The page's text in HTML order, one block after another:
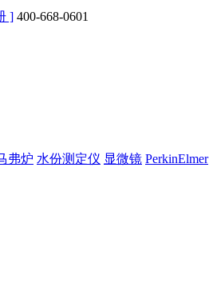
] 400-668-0601
弗炉 水份测定仪 显微镜 PerkinElmer